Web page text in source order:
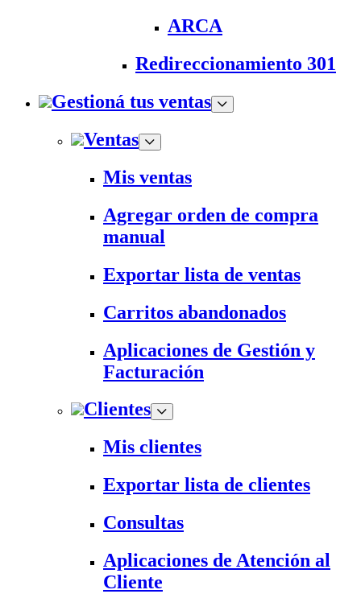
ARCA
Redireccionamiento 301
Gestioná tus ventas
Ventas
Mis ventas
Agregar orden de compra
manual
Exportar lista de ventas
Carritos abandonados
Aplicaciones de Gestión y
Facturación
Clientes
Mis clientes
Exportar lista de clientes
Consultas
Aplicaciones de Atención al
Cliente